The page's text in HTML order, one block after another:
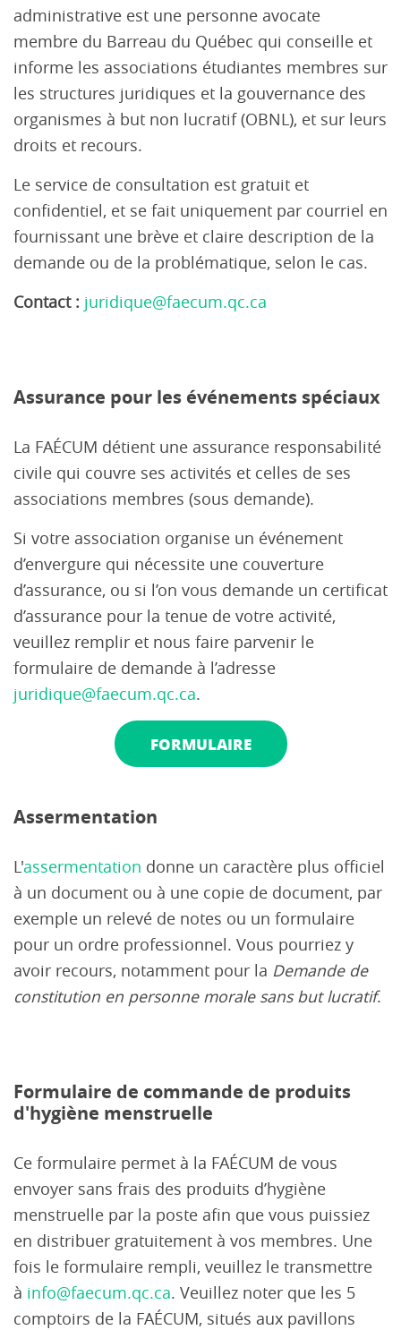
administrative est une personne avocate
membre du Barreau du Québec qui conseille et
informe les associations étudiantes membres sur
les structures juridiques et la gouvernance des
organismes à but non lucratif (OBNL), et sur leurs
droits et recours.
Le service de consultation est gratuit et
confidentiel, et se fait uniquement par courriel en
fournissant une brève et claire description de la
demande ou de la problématique, selon le cas.
Contact : juridique@faecum.qc.ca
Assurance pour les événements spéciaux
La FAÉCUM détient une assurance responsabilité
civile qui couvre ses activités et celles de ses
associations membres (sous demande).
Si votre association organise un événement
d’envergure qui nécessite une couverture
d’assurance, ou si l’on vous demande un certificat
d’assurance pour la tenue de votre activité,
veuillez remplir et nous faire parvenir le
formulaire de demande à l’adresse
juridique@faecum.qc.ca.
FORMULAIRE
Assermentation
L'assermentation donne un caractère plus officiel
à un document ou à une copie de document, par
exemple un relevé de notes ou un formulaire
pour un ordre professionnel. Vous pourriez y
avoir recours, notamment pour la Demande de
constitution en personne morale sans but lucratif.
Formulaire de commande de produits
d'hygiène menstruelle
Ce formulaire permet à la FAÉCUM de vous
envoyer sans frais des produits d’hygiène
menstruelle par la poste afin que vous puissiez
en distribuer gratuitement à vos membres. Une
fois le formulaire rempli, veuillez le transmettre
à info@faecum.qc.ca. Veuillez noter que les 5
comptoirs de la FAÉCUM, situés aux pavillons